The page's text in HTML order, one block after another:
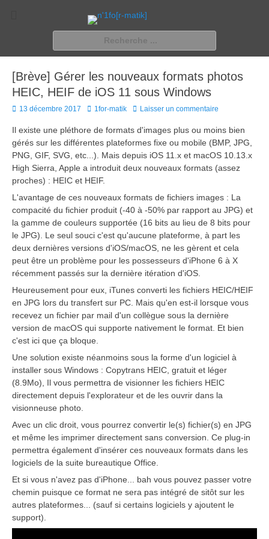
n'1fo[r-matik]
Pour les nymphos d'infos en info…
[Brève] Gérer les nouveaux formats photos
HEIC, HEIF de iOS 11 sous Windows
Posted
13 décembre 2017 Author
1for-matik Laisser un commentaire
Il existe une pléthore de formats d'images plus ou moins bien
gérés sur les différentes plateformes fixe ou mobile (BMP, JPG,
PNG, GIF, SVG, etc...). Mais depuis iOS 11.x et macOS 10.13.x
High Sierra, Apple a introduit deux nouveaux formats (assez
proches) : HEIC et HEIF.
L'avantage de ces nouveaux formats de fichiers images : La
compacité du fichier produit (-40 à -50% par rapport au JPG) et
la gamme de couleurs supportée (16 bits au lieu de 8 bits pour
le JPG). Le seul souci c'est qu'aucune plateforme, à part les
deux dernières versions d'iOS/macOS, ne les gèrent et cela
peut être un problème pour les possesseurs d'iPhone 6 à X
récemment passés sur la dernière itération d'iOS.
Heureusement pour eux, iTunes converti les fichiers HEIC/HEIF
en JPG lors du transfert sur PC. Mais qu'en est-il lorsque vous
recevez un fichier par mail d'un collègue sous la dernière
version de macOS qui supporte nativement le format. Et bien
c'est ici que ça bloque.
Une solution existe néanmoins sous la forme d'un logiciel à
installer sous Windows : Copytrans HEIC, gratuit et léger
(8.9Mo), Il vous permettra de visionner les fichiers HEIC
directement depuis l'explorateur et de les ouvrir dans la
visionneuse photo.
Avec un clic droit, vous pourrez convertir le(s) fichier(s) en JPG
et même les imprimer directement sans conversion. Ce plug-in
permettra également d'insérer ces nouveaux formats dans les
logiciels de la suite bureautique Office.
Et si vous n'avez pas d'iPhone... bah vous pouvez passer votre
chemin puisque ce format ne sera pas intégré de sitôt sur les
autres plateformes... (sauf si certains logiciels y ajoutent le
support).